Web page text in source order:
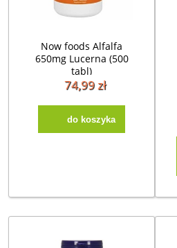
Now foods Alfalfa
650mg Lucerna (500
tabl)
74,99 zł
do koszyka